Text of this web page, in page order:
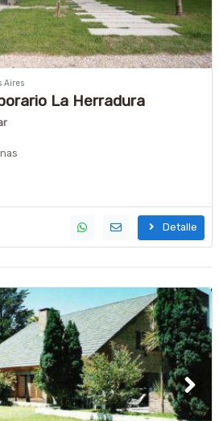
Aires
La Herradura
Detalle